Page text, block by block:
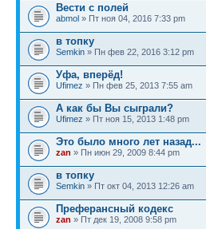
Вести с полей
abmol » Пт ноя 04, 2016 7:33 pm
в топку
Semkin » Пн фев 22, 2016 3:12 pm
Уфа, вперёд!
Ufimez » Пн фев 25, 2013 7:55 am
А как бы Вы сыграли?
Ufimez » Пт ноя 15, 2013 1:48 pm
Это было много лет назад...
zan » Пн июн 29, 2009 8:44 pm
в топку
Semkin » Пт окт 04, 2013 12:26 am
Преферансный кодекс
zan » Пт дек 19, 2008 9:58 pm